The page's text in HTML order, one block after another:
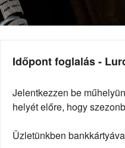
Időpont foglalás -
Jelentkezzen be
helyét előre, hogy
Üzletünkben